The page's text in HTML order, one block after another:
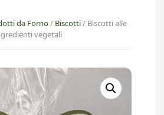
da Forno/ Biscotti/ Biscotti alle
vegetali